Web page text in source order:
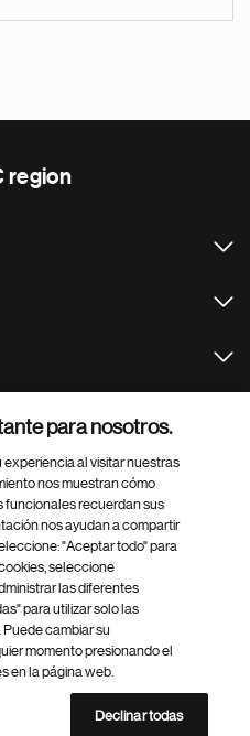
region
AG
de uso
Accesibilidad
Mapa del sitio
para nosotros.
experiencia al visitar nuestras
nos muestran cómo
funcionales recuerdan sus
nos ayudan a compartir
"Aceptar todo" para
seleccione
las diferentes
para utilizar solo las
cambiar su
momento presionando el
en la página web.
Declinar todas